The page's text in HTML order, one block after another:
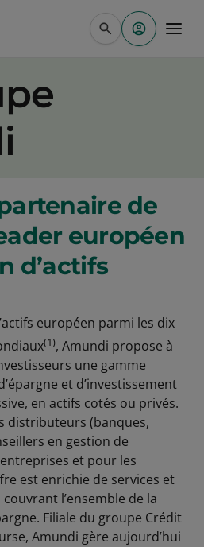
de
européen
d’actifs
européen parmi les dix
(1), Amundi propose à
une gamme
et d’investissement
en actifs cotés ou privés.
distributeurs (banques,
en gestion de
et pour les
est enrichie de services et
l’ensemble de la
Filiale du groupe Crédit
Amundi gère aujourd’hui